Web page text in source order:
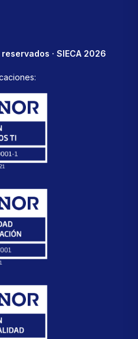
· SIECA 2026